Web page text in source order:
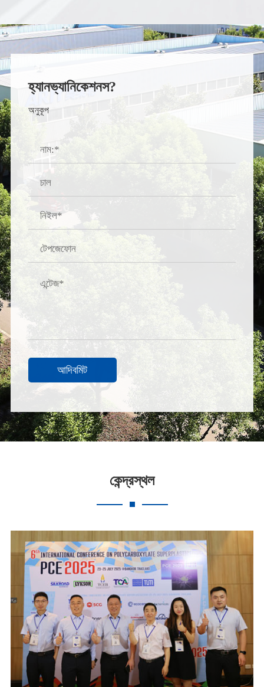
হ্যানভ্যানিকেশনস?
অনুকূপ
আদিবমিট
কেন্দ্রস্থল